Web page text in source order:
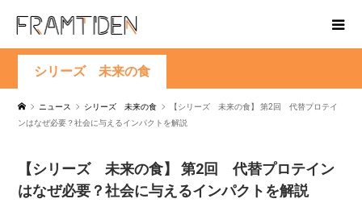
シリーズ 未来の食
ニュース シリーズ 未来の食
【シリーズ 未来の食】 第2回 代替プロテイ
ンはなぜ必要？社会に与えるインパクトを解説
【シリーズ 未来の食】 第2回 代替プロテイン
はなぜ必要？社会に与えるインパクトを解説